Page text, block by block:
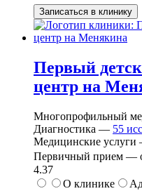
Записаться в клинику
Первый
центр на
Многопрофильный
Диагностика — 55
Медицинские
Первичный прием —
4.37
О клинике